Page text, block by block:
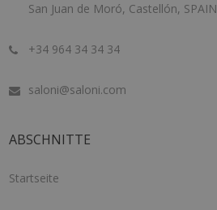
San Juan de Moró, Castellón, SPAIN
+34 964 34 34 34
saloni@saloni.com
ABSCHNITTE
Startseite